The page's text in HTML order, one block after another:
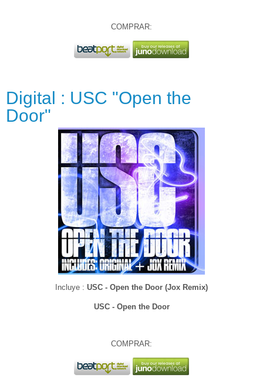
COMPRAR:
Digital : USC "Open the
Door"
Incluye : USC - Open the Door (Jox Remix)
USC - Open the Door
COMPRAR: